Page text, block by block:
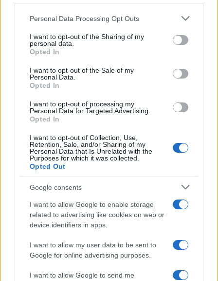
Please note that this website/app uses one or more Google
not limited to your visit or usage behaviour. You may click to
grant or deny consent to Google and its third-party tags to
use your data for below specified purposes in below Google
consent section.
Personal Data Processing Opt Outs
I want to opt-out of the Sharing of my
personal data.
Opted In
I want to opt-out of the Sale of my
Personal Data.
Opted In
I want to opt-out of processing my
Personal Data for Targeted Advertising.
Opted In
I want to opt-out of Collection, Use,
Retention, Sale, and/or Sharing of my
Personal Data that Is Unrelated with the
Purposes for which it was collected.
Opted Out
Google consents
I want to allow Google to enable storage
related to advertising like cookies on web or
device identifiers in apps.
I want to allow my user data to be sent to
Google for online advertising purposes.
I want to allow Google to send me
AUTORE
AiAdhubMedia